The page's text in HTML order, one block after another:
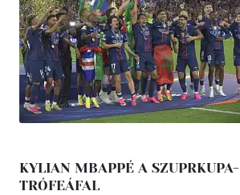
KYLIAN MBAPPÉ A SZUPRKUPA-
TRÓFEÁFAL